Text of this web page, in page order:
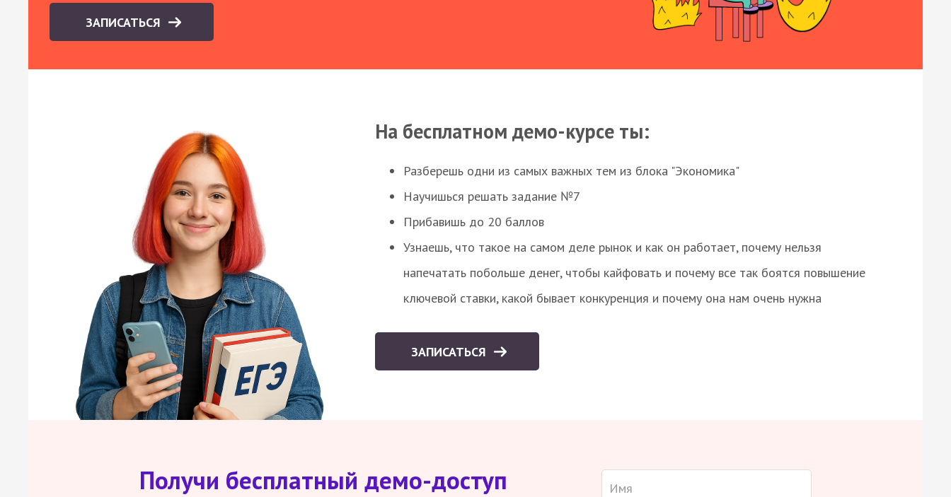
ЗАПИСАТЬСЯ
На бесплатном демо-курсе ты:
Разберешь одни из самых важных тем из блока "Экономика"
Научишься решать задание №7
Прибавишь до 20 баллов
Узнаешь, что такое на самом деле рынок и как он работает, почему нельзя
напечатать побольше денег, чтобы кайфовать и почему все так боятся повышение
ключевой ставки, какой бывает конкуренция и почему она нам очень нужна
ЗАПИСАТЬСЯ
Получи бесплатный демо-доступ